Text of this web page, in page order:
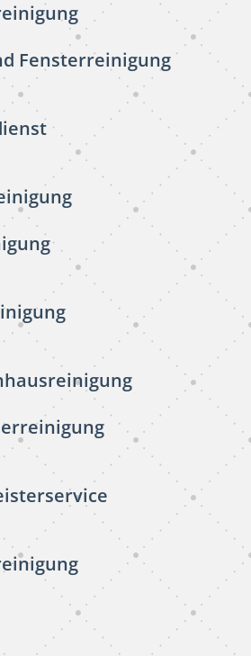
Fensterreinigung
reinigung